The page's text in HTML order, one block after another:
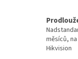
měsíců,
Hikvision